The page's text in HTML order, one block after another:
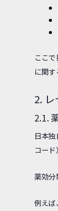
ここ
に関す
2.
2.1.
日本
コード
薬効分
例え